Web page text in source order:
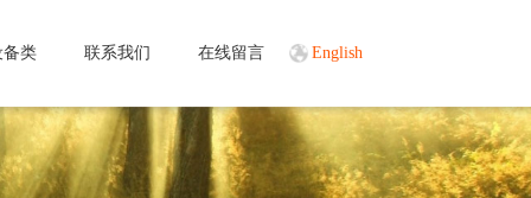
备类 联系我们 在线留言 English